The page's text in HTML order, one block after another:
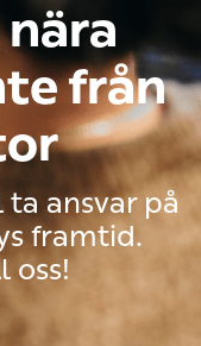
från
ta ansvar på
framtid.
oss!